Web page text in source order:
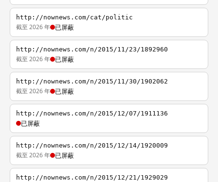
http://nownews.com/cat/politic
截至 2026 年 已屏蔽
http://nownews.com/n/2015/11/23/1892960
截至 2026 年 已屏蔽
http://nownews.com/n/2015/11/30/1902062
截至 2026 年 已屏蔽
http://nownews.com/n/2015/12/07/1911136
已屏蔽
http://nownews.com/n/2015/12/14/1920009
截至 2026 年 已屏蔽
http://nownews.com/n/2015/12/21/1929029